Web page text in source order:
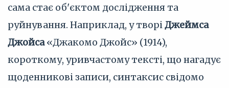
сама стає об'єктом дослідження та
руйнування. Наприклад, у творіДжеймса
Джойса«Джакомо Джойс» (1914),
короткому, уривчастому тексті, що нагадує
щоденникові записи, синтаксис свідомо